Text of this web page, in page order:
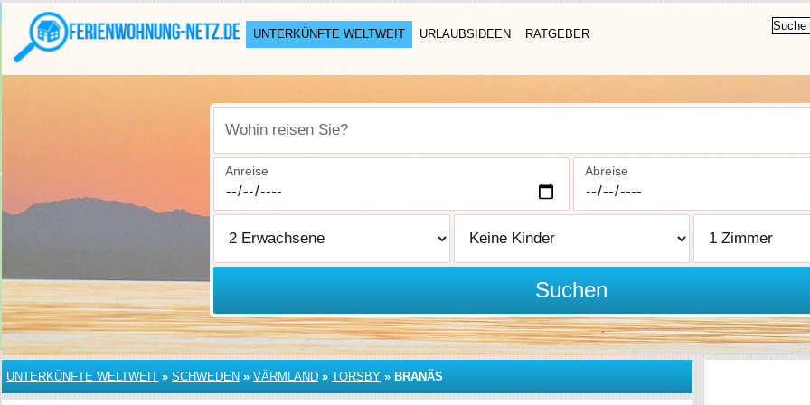
UNTERKÜNFTE WELTWEIT URLAUBSIDEEN RATGEBER
Wohin reisen Sie?
Anreise Abreise
Suchen
UNTERKÜNFTE WELTWEIT » SCHWEDEN » VÄRMLAND » TORSBY » BRANÄS